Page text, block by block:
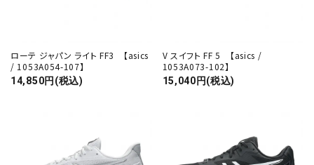
ローテ ジャパン ライト FF3 【asics
/ 1053A054-107】
14,850円(税込)
V スイフト FF 5 【asics /
1053A073-102】
15,040円(税込)